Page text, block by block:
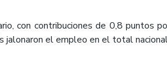
con contribuciones de 0,8 puntos
jalonaron el empleo en el total